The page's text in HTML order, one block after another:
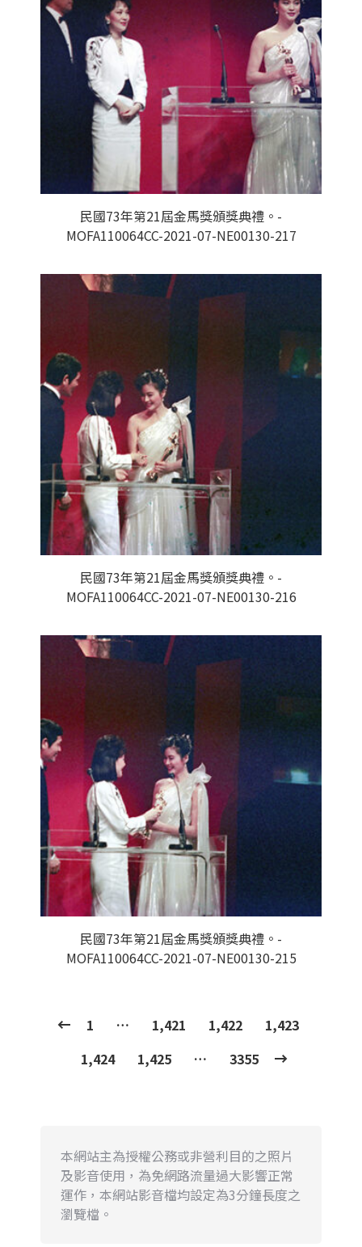
民國73年第21屆金馬獎頒獎典禮。-
MOFA110064CC-2021-07-NE00130-217
民國73年第21屆金馬獎頒獎典禮。-
MOFA110064CC-2021-07-NE00130-216
民國73年第21屆金馬獎頒獎典禮。-
MOFA110064CC-2021-07-NE00130-215
1 … 1,421 1,422
1,423
1,424
1,425 … 3355
本網站主為授權公務或非營利目的之照片
及影音使用，為免網路流量過大影響正常
運作，本網站影音檔均設定為3分鐘長度之
瀏覽檔。